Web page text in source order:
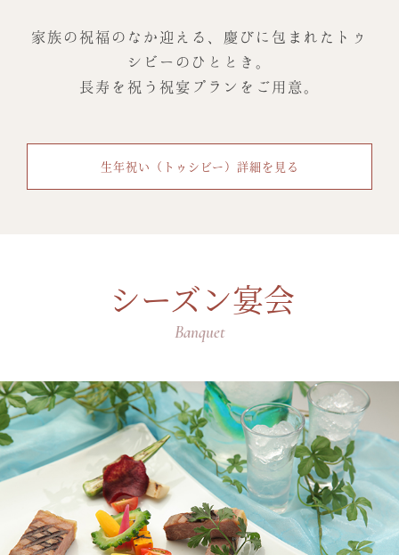
家族の祝福のなか迎える、慶びに包まれたトゥ
シビーのひととき。
長寿を祝う祝宴プランをご用意。
生年祝い（トゥシビー）詳細を見る
シーズン宴会
Banquet